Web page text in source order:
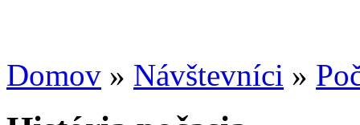
Domov » Návštevníci »